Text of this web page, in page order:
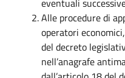
Alle procedure di
operatori
del decreto
nell’anagrafe